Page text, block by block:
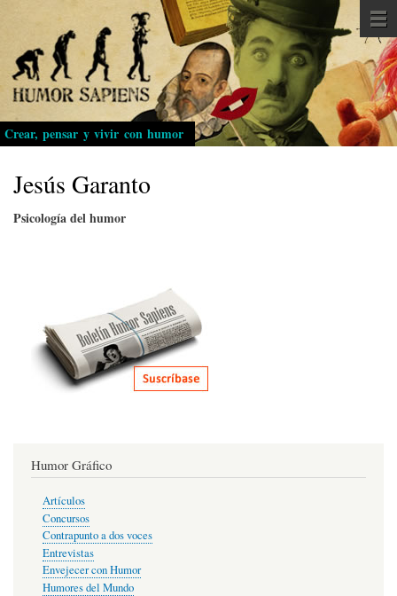
Pasar
al
contenido
principal
Crear, pensar y vivir con humor
Jesús Garanto
Psicología del humor
Humor Gráfico
Artículos
Concursos
Contrapunto a dos voces
Entrevistas
Envejecer con Humor
Humores del Mundo